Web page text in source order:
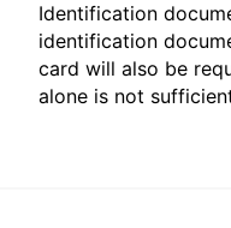
Identification
identification
card will also be
alone is not